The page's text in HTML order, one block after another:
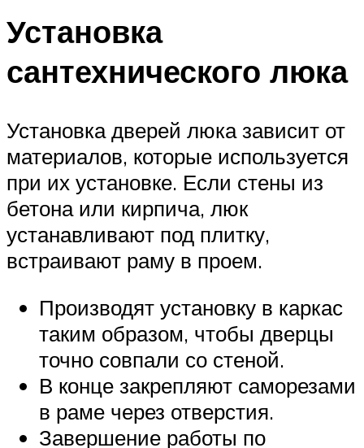
Установка
сантехнического люка
Установка дверей люка зависит от
материалов, которые используется
при их установке. Если стены из
бетона или кирпича, люк
устанавливают под плитку,
встраивают раму в проем.
Производят установку в каркас
таким образом, чтобы дверцы
точно совпали со стеной.
В конце закрепляют саморезами
в раме через отверстия.
Завершение работы по